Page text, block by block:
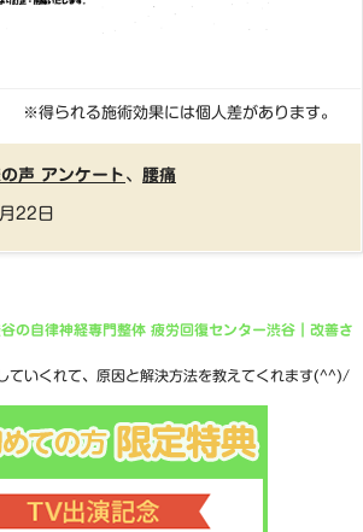
※得られる施術効果には個人差があります。
声 アンケート 、 腰痛
22日
谷の自律神経専門整体 疲労回復センター渋谷｜改善さ
ていくれて、原因と解決方法を教えてくれます(^^)/